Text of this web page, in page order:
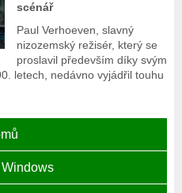
scénář
Paul Verhoeven, slavný
nizozemský režisér, který se
proslavil především díky svým
letech, nedávno vyjádřil touhu